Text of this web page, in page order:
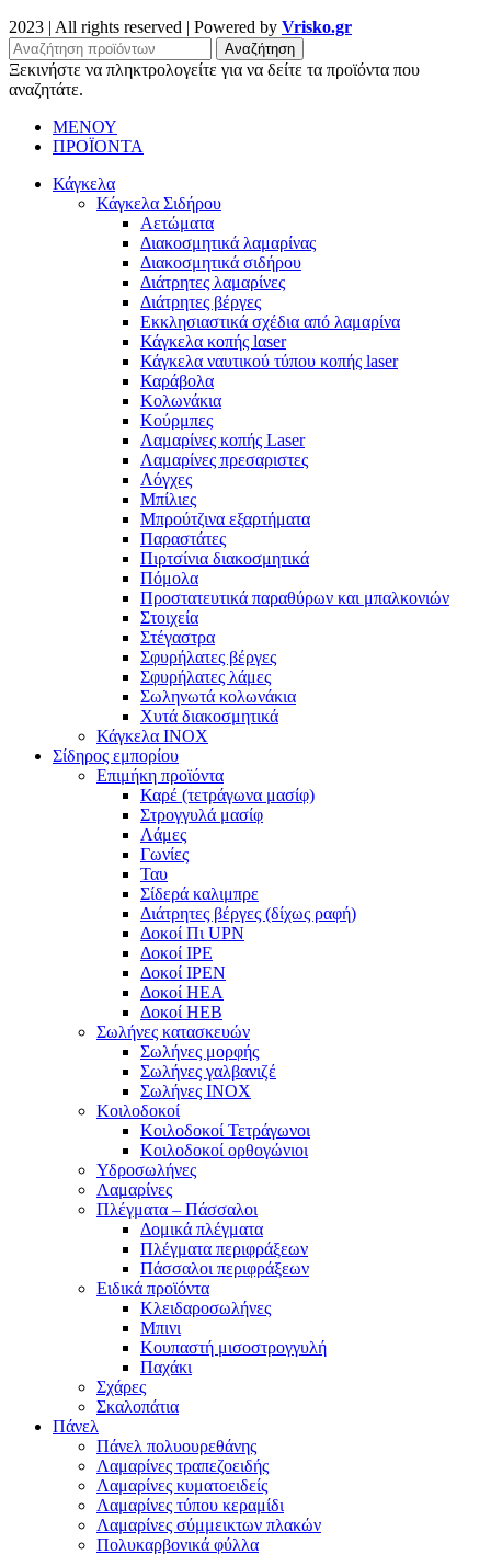
2023 | All rights reserved | Powered by Vrisko.gr
Αναζήτηση
Ξεκινήστε να πληκτρολογείτε για να δείτε τα προϊόντα που
αναζητάτε.
ΜΕΝΟΥ
ΠΡΟΪΟΝΤΑ
Κάγκελα
Κάγκελα Σιδήρου
Αετώματα
Διακοσμητικά λαμαρίνας
Διακοσμητικά σιδήρου
Διάτρητες λαμαρίνες
Διάτρητες βέργες
Εκκλησιαστικά σχέδια από λαμαρίνα
Κάγκελα κοπής lαser
Κάγκελα ναυτικού τύπου κοπής laser
Καράβολα
Κολωνάκια
Κούρμπες
Λαμαρίνες κοπής Laser
Λαμαρίνες πρεσαριστες
Λόγχες
Μπίλιες
Μπρούτζινα εξαρτήματα
Παραστάτες
Πιρτσίνια διακοσμητικά
Πόμολα
Προστατευτικά παραθύρων και μπαλκονιών
Στοιχεία
Στέγαστρα
Σφυρήλατες βέργες
Σφυρήλατες λάμες
Σωληνωτά κολωνάκια
Χυτά διακοσμητικά
Κάγκελα INOX
Σίδηρος εμπορίου
Επιμήκη προϊόντα
Καρέ (τετράγωνα μασίφ)
Στρογγυλά μασίφ
Λάμες
Γωνίες
Ταυ
Σίδερά καλιμπρε
Διάτρητες βέργες (δίχως ραφή)
Δοκοί Πι UPN
Δοκοί ΙΡΕ
Δοκοί ΙΡΕΝ
Δοκοί ΗΕΑ
Δοκοί ΗΕΒ
Σωλήνες κατασκευών
Σωλήνες μορφής
Σωλήνες γαλβανιζέ
Σωλήνες INOX
Κοιλοδοκοί
Κοιλοδοκοί Τετράγωνοι
Κοιλοδοκοί ορθογώνιοι
Υδροσωλήνες
Λαμαρίνες
Πλέγματα – Πάσσαλοι
Δομικά πλέγματα
Πλέγματα περιφράξεων
Πάσσαλοι περιφράξεων
Ειδικά προϊόντα
Κλειδαροσωλήνες
Μπινι
Κουπαστή μισοστρογγυλή
Παχάκι
Σχάρες
Σκαλοπάτια
Πάνελ
Πάνελ πολυουρεθάνης
Λαμαρίνες τραπεζοειδής
Λαμαρίνες κυματοειδείς
Λαμαρίνες τύπου κεραμίδι
Λαμαρίνες σύμμεικτων πλακών
Πολυκαρβονικά φύλλα